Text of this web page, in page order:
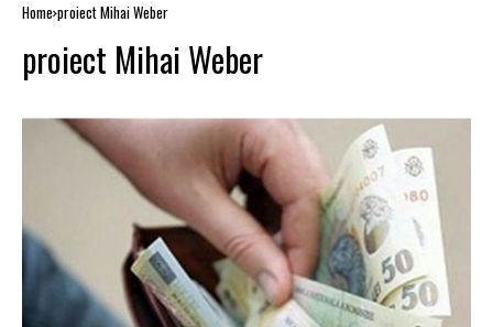
Home proiect Mihai Weber
proiect Mihai Weber